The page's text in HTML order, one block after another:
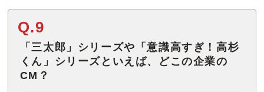
Q.9
「三太郎」シリーズや「意識高すぎ！高杉
くん」シリーズといえば、どこの企業の
CM？